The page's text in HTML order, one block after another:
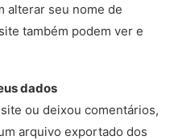
alterar seu nome de
também podem ver e
dados
ou deixou comentários,
arquivo exportado dos